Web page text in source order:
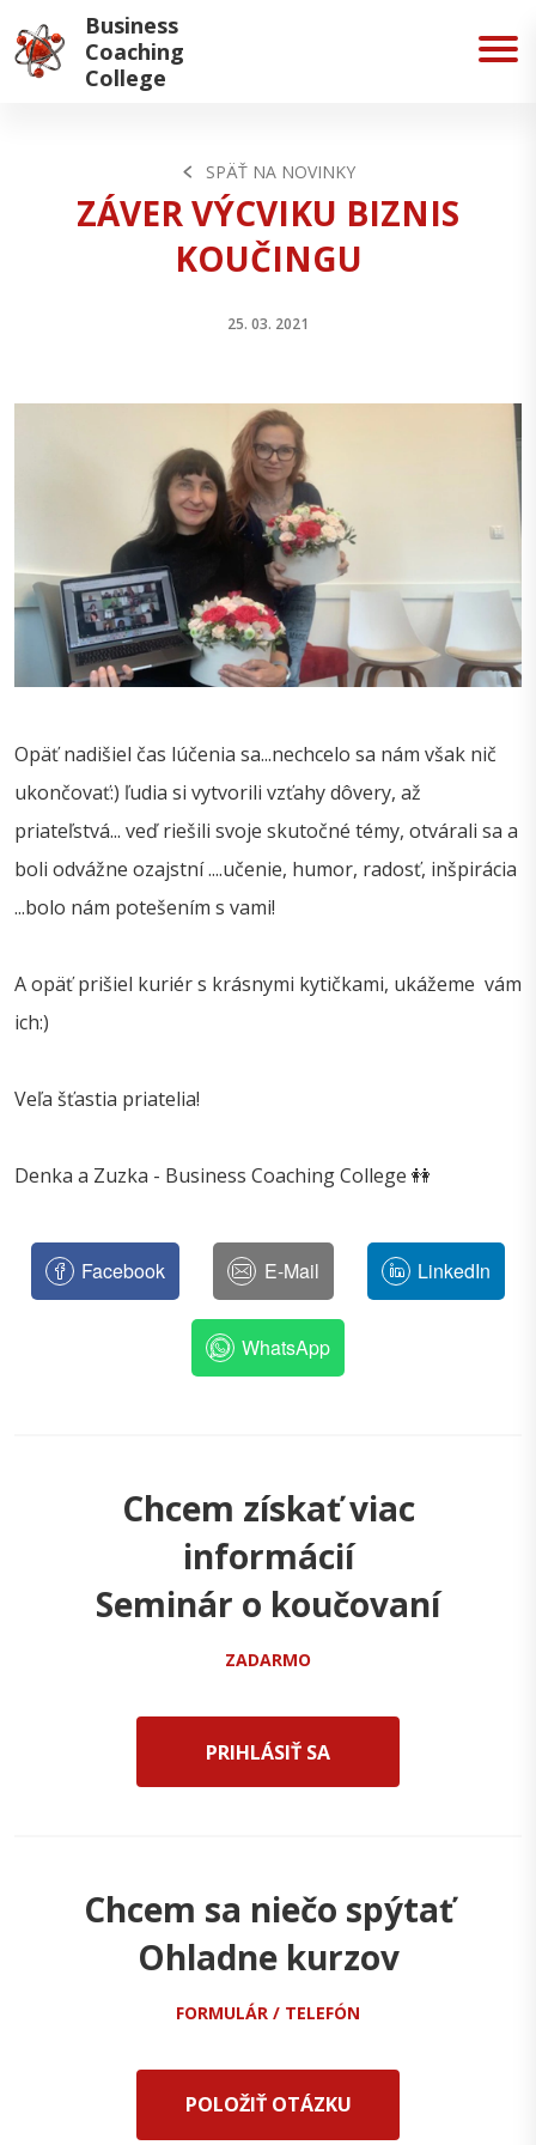
Business
Coaching
College
SPÄŤ NA NOVINKY
ZÁVER VÝCVIKU BIZNIS
KOUČINGU
25. 03. 2021
Opäť nadišiel čas lúčenia sa...nechcelo sa nám však nič
ukončovať:) ľudia si vytvorili vzťahy dôvery, až
priateľstvá... veď riešili svoje skutočné témy, otvárali sa a
boli odvážne ozajstní ....učenie, humor, radosť, inšpirácia
...bolo nám potešením s vami!
A opäť prišiel kuriér s krásnymi kytičkami, ukážeme vám
ich:)
Veľa šťastia priatelia!
Denka a Zuzka - Business Coaching College 👭
Facebook E-Mail LinkedIn
WhatsApp
Chcem získať viac
informácií
Seminár o koučovaní
ZADARMO
PRIHLÁSIŤ SA
Chcem sa niečo spýtať
Ohladne kurzov
FORMULÁR / TELEFÓN
POLOŽIŤ OTÁZKU